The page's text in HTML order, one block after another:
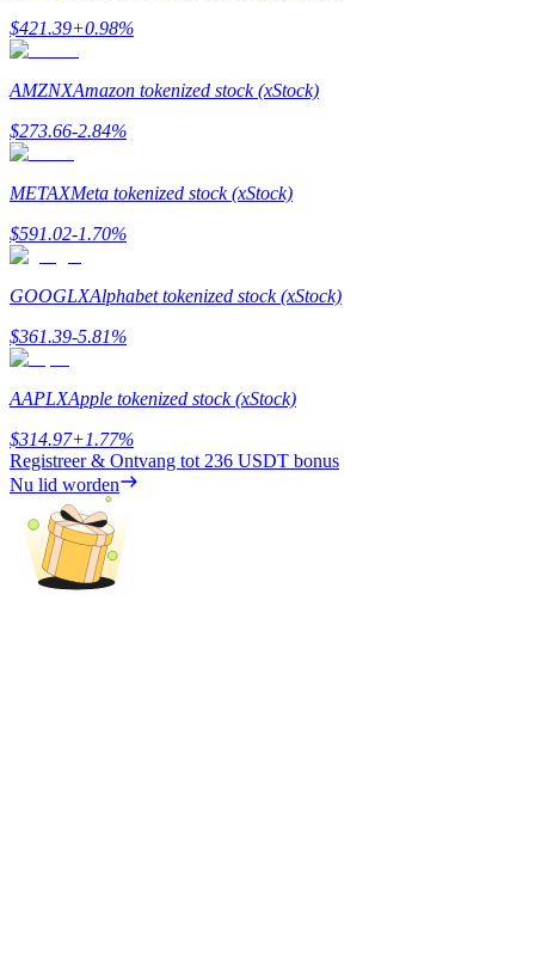
Tot 65% commissies!
Nodig een vriend uit om contante beloningen te ontvangen
Deposit CASHCAT & Win
$421.39+0.98%
AMZNXAmazon tokenized stock (xStock)
$273.66-2.84%
METAXMeta tokenized stock (xStock)
$591.02-1.70%
GOOGLXAlphabet tokenized stock (xStock)
$361.39-5.81%
AAPLXApple tokenized stock (xStock)
$314.97+1.77%
Registreer & Ontvang tot 236 USDT bonus
Nu lid worden